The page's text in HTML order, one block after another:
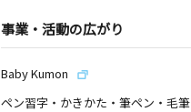
事業・活動の広がり
Baby Kumon
ペン習字・かきかた・筆ペン・毛筆